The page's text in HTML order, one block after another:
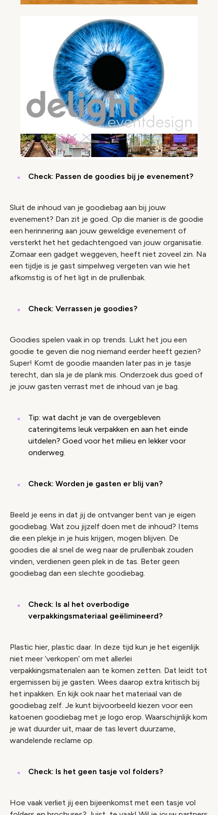
Check: Passen de goodies bij je evenement?
Sluit de inhoud van je goodiebag aan bij jouw
evenement? Dan zit je goed. Op die manier is de goodie
een herinnering aan jouw geweldige evenement of
versterkt het het gedachtengoed van jouw organisatie.
Zomaar een gadget weggeven, heeft niet zoveel zin. Na
een tijdje is je gast simpelweg vergeten van wie het
afkomstig is of het ligt in de prullenbak.
Check: Verrassen je goodies?
Goodies spelen vaak in op trends. Lukt het jou een
goodie te geven die nog niemand eerder heeft gezien?
Super! Komt de goodie maanden later pas in je tasje
terecht, dan sla je de plank mis. Onderzoek dus goed of
je jouw gasten verrast met de inhoud van je bag.
Tip: wat dacht je van de overgebleven
cateringitems leuk verpakken en aan het einde
uitdelen? Goed voor het milieu en lekker voor
onderweg.
Check: Worden je gasten er blij van?
Beeld je eens in dat jij de ontvanger bent van je eigen
goodiebag. Wat zou jijzelf doen met de inhoud? Items
die een plekje in je huis krijgen, mogen blijven. De
goodies die al snel de weg naar de prullenbak zouden
vinden, verdienen geen plek in de tas. Beter geen
goodiebag dan een slechte goodiebag.
Check: Is al het overbodige
verpakkingsmateriaal geëlimineerd?
Plastic hier, plastic daar. In deze tijd kun je het eigenlijk
niet meer ‘verkopen’ om met allerlei
verpakkingsmaterialen aan te komen zetten. Dat leidt tot
ergernissen bij je gasten. Wees daarop extra kritisch bij
het inpakken. En kijk ook naar het materiaal van de
goodiebag zelf. Je kunt bijvoorbeeld kiezen voor een
katoenen goodiebag met je logo erop. Waarschijnlijk kom
je wat duurder uit, maar de tas levert duurzame,
wandelende reclame op.
Check: Is het geen tasje vol folders?
Hoe vaak verliet jij een bijeenkomst met een tasje vol